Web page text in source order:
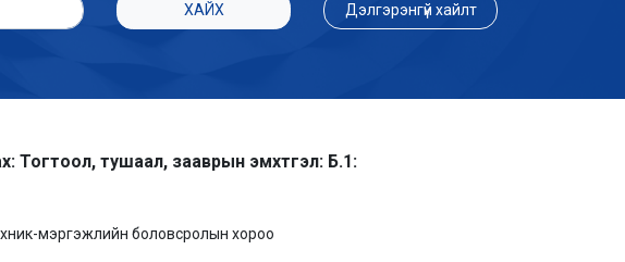
ХАЙХ Дэлгэрэнгүй хайлт
Тогтоол, тушаал, зааврын эмхтгэл: Б.1:
мэргэжлийн боловсролын хороо